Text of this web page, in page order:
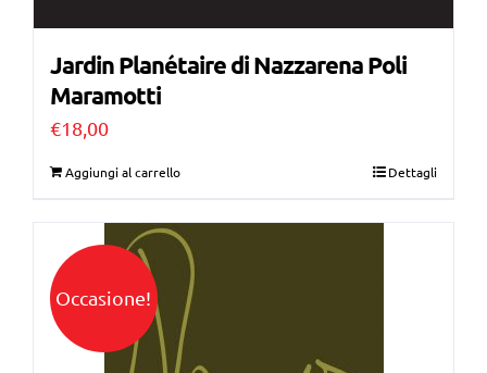
Jardin Planétaire di Nazzarena Poli
Maramotti
€18,00
Aggiungi al carrello Dettagli
Occasione!